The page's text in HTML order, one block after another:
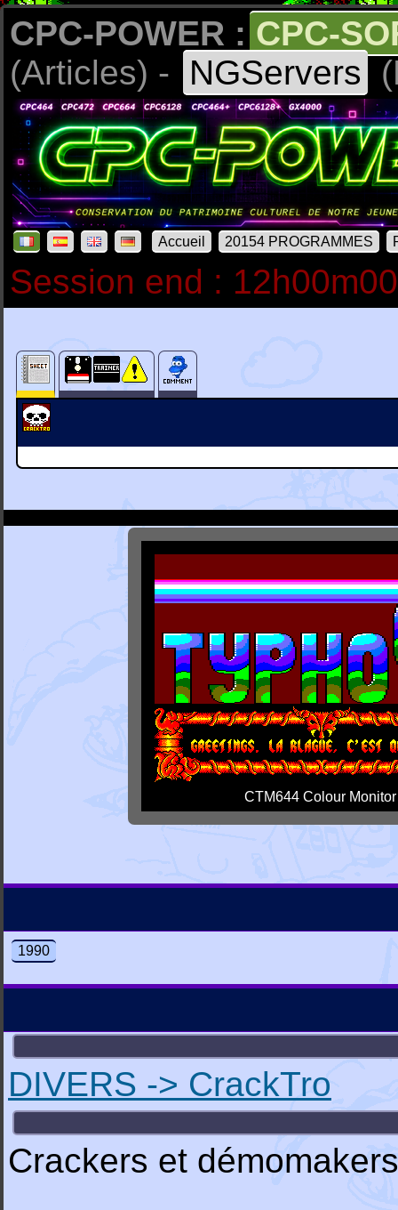
CPC-POWER : CPC-
(Articles) -
NGServers
Accueil 20154 PROGRAMMES
Session end :
CTM644 Colour Monitor
1990
DIVERS -> CrackTro
Crackers et